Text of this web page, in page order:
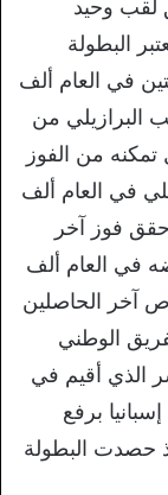
لقب وحيد
البطولة
في العام ألف
البرازيلي من
من الفوز
في العام ألف
فوز آخر
في العام ألف
آخر الحاصلين
الوطني
الذي أقيم في
برفع
حصدت البطولة